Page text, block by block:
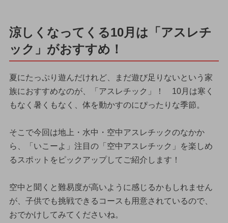
涼しくなってくる10月は「アスレチ
ック」がおすすめ！
夏にたっぷり遊んだけれど、まだ遊び足りないという家
族におすすめなのが、「アスレチック」！ 10月は寒く
もなく暑くもなく、体を動かすのにぴったりな季節。
そこで今回は地上・水中・空中アスレチックのなかか
ら、「いこーよ」注目の「空中アスレチック」を楽しめ
るスポットをピックアップしてご紹介します！
空中と聞くと難易度が高いように感じるかもしれません
が、子供でも挑戦できるコースも用意されているので、
おでかけしてみてくださいね。